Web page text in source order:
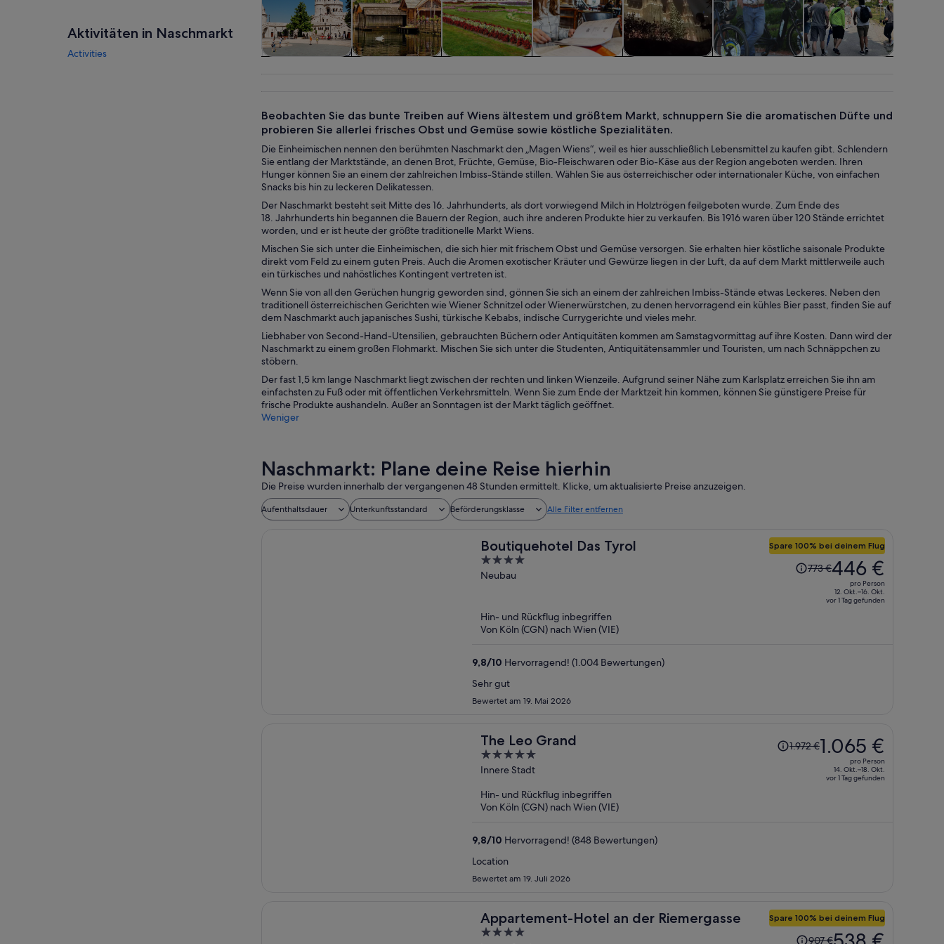
Aktivitäten in Naschmarkt
Activities
Beobachten Sie das bunte Treiben auf Wiens ältestem und größtem Markt, schnuppern Sie die aromatischen Düfte und
probieren Sie allerlei frisches Obst und Gemüse sowie köstliche Spezialitäten.
Die Einheimischen nennen den berühmten Naschmarkt den „Magen Wiens“, weil es hier ausschließlich Lebensmittel zu kaufen gibt. Schlendern
Sie entlang der Marktstände, an denen Brot, Früchte, Gemüse, Bio-Fleischwaren oder Bio-Käse aus der Region angeboten werden. Ihren
Hunger können Sie an einem der zahlreichen Imbiss-Stände stillen. Wählen Sie aus österreichischer oder internationaler Küche, von einfachen
Snacks bis hin zu leckeren Delikatessen.
Der Naschmarkt besteht seit Mitte des 16. Jahrhunderts, als dort vorwiegend Milch in Holztrögen feilgeboten wurde. Zum Ende des
18. Jahrhunderts hin begannen die Bauern der Region, auch ihre anderen Produkte hier zu verkaufen. Bis 1916 waren über 120 Stände errichtet
worden, und er ist heute der größte traditionelle Markt Wiens.
Mischen Sie sich unter die Einheimischen, die sich hier mit frischem Obst und Gemüse versorgen. Sie erhalten hier köstliche saisonale Produkte
direkt vom Feld zu einem guten Preis. Auch die Aromen exotischer Kräuter und Gewürze liegen in der Luft, da auf dem Markt mittlerweile auch
ein türkisches und nahöstliches Kontingent vertreten ist.
Wenn Sie von all den Gerüchen hungrig geworden sind, gönnen Sie sich an einem der zahlreichen Imbiss-Stände etwas Leckeres. Neben den
traditionell österreichischen Gerichten wie Wiener Schnitzel oder Wienerwürstchen, zu denen hervorragend ein kühles Bier passt, finden Sie auf
dem Naschmarkt auch japanisches Sushi, türkische Kebabs, indische Currygerichte und vieles mehr.
Liebhaber von Second-Hand-Utensilien, gebrauchten Büchern oder Antiquitäten kommen am Samstagvormittag auf ihre Kosten. Dann wird der
Naschmarkt zu einem großen Flohmarkt. Mischen Sie sich unter die Studenten, Antiquitätensammler und Touristen, um nach Schnäppchen zu
stöbern.
Der fast 1,5 km lange Naschmarkt liegt zwischen der rechten und linken Wienzeile. Aufgrund seiner Nähe zum Karlsplatz erreichen Sie ihn am
einfachsten zu Fuß oder mit öffentlichen Verkehrsmitteln. Wenn Sie zum Ende der Marktzeit hin kommen, können Sie günstigere Preise für
frische Produkte aushandeln. Außer an Sonntagen ist der Markt täglich geöffnet.
Weniger
Naschmarkt: Plane deine Reise hierhin
Die Preise wurden innerhalb der vergangenen 48 Stunden ermittelt. Klicke, um aktualisierte Preise anzuzeigen.
Aufenthaltsdauer Unterkunftsstandard Beförderungsklasse Alle Filter entfernen
Boutiquehotel Das Tyrol
4
out
Neubau
Spare 100% bei deinem Flug
Der
Preis773 €446 €
pro Person
12. Okt.–16. Okt.
vor 1 Tag gefunden
Hin- und Rückflug inbegriffen
Von Köln (CGN) nach Wien (VIE)
9,8/10 Hervorragend! (1.004 Bewertungen)
Sehr gut
Bewertet am 19. Mai 2026
The Leo Grand
5
out
5
Innere Stadt
Der
Preis1.972 €1.065 €
pro Person
14. Okt.–18. Okt.
vor 1 Tag gefunden
Hin- und Rückflug inbegriffen
Von Köln (CGN) nach Wien (VIE)
9,8/10 Hervorragend! (848 Bewertungen)
Location
Bewertet am 19. Juli 2026
Appartement-Hotel an der Riemergasse
4
Spare 100% bei deinem Flug
Der907 €